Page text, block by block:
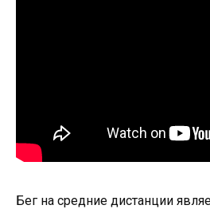
Бег на средние дистанции